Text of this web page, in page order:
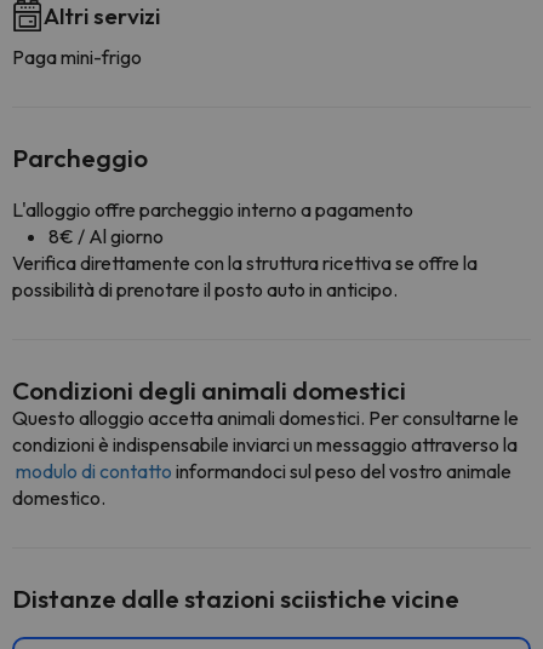
Altri servizi
Paga mini-frigo
Parcheggio
L'alloggio offre parcheggio interno a pagamento
8€ / Al giorno
Verifica direttamente con la struttura ricettiva se offre la
possibilità di prenotare il posto auto in anticipo.
Condizioni degli animali domestici
Questo alloggio accetta animali domestici. Per consultarne le
condizioni è indispensabile inviarci un messaggio attraverso la
modulo di contatto informandoci sul peso del vostro animale
domestico.
Distanze dalle stazioni sciistiche vicine